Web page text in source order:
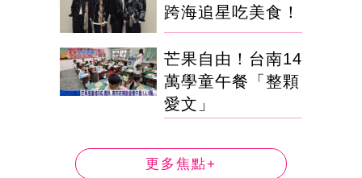
跨海追星吃美食！
芒果自由！台南14
萬學童午餐「整顆
愛文」
更多焦點+